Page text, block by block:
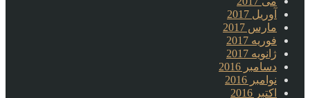
آوریل 2017
مارس 2017
فوریه 2017
ژانویه 2017
دسامبر 2016
نوامبر 2016
اکتبر 2016